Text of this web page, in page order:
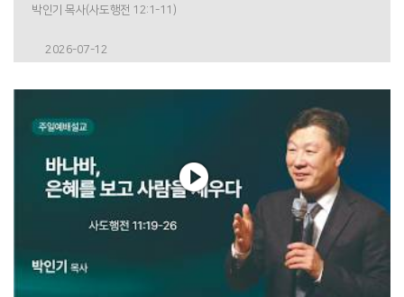
박인기 목사(사도행전 12:1-11)
2026-07-12